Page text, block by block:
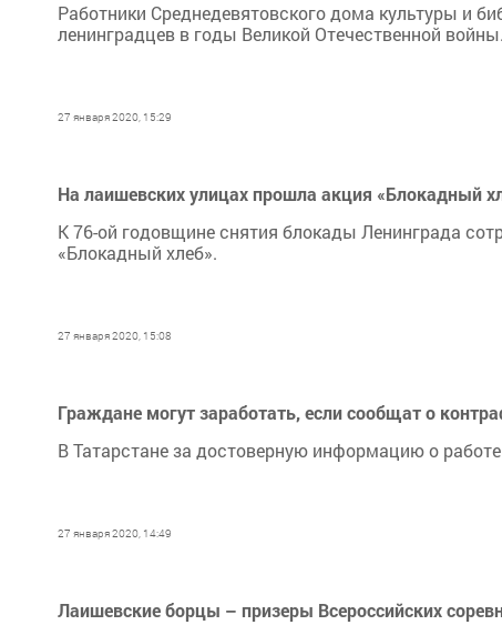
Работники Среднедевятовского дома культуры и
ленинградцев в годы Великой Отечественной войны.
27 января 2020, 15:29
На лаишевских улицах прошла акция «Блокадный
К 76-ой годовщине снятия блокады Ленинграда
«Блокадный хлеб».
27 января 2020, 15:08
Граждане могут заработать, если сообщат о
В Татарстане за достоверную информацию о
27 января 2020, 14:49
Лаишевские борцы – призеры Всероссийских